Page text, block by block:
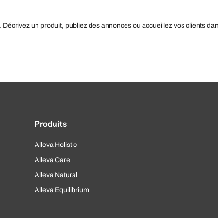
un produit, publiez des annonces ou accueillez vos clients
Produits
Alleva Holistic
Alleva Care
Alleva Natural
Alleva Equilibrium